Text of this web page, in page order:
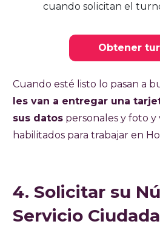
cuando solicitan el
Obtener
Cuando esté listo lo pasan a
les van a entregar una
sus datos personales y foto y
habilitados para trabajar en
4. Solicitar su
Servicio